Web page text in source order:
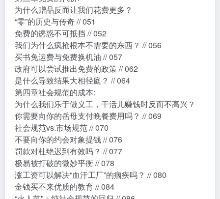
为什么赠品反而让我们花费更多？
“零”的历史与传奇 // 051
免费的诱惑不可抵挡 // 052
我们为什么疯抢根本不需要的东西？ // 056
买书免运费与免费换机油 // 057
政府可以尝试推出免费的政策 // 062
是什么导致结果大相径庭？ // 064
第四章社会规范的成本:
为什么我们乐于做义工，干活儿赚钱时反而不高兴？
你需要向你的岳母支付晚餐费用吗？ // 069
社会规范vs.市场规范 // 070
不要向你的约会对象提钱 // 076
罚款对杜绝迟到有效吗？ // 077
极易被打破的微妙平衡 // 078
涨工资可以解决“血汗工厂”的痼疾吗？ // 080
金钱买不来优质的教育 // 084